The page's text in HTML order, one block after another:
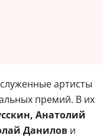
артисты
премий. В их
Анатолий
Данилов и